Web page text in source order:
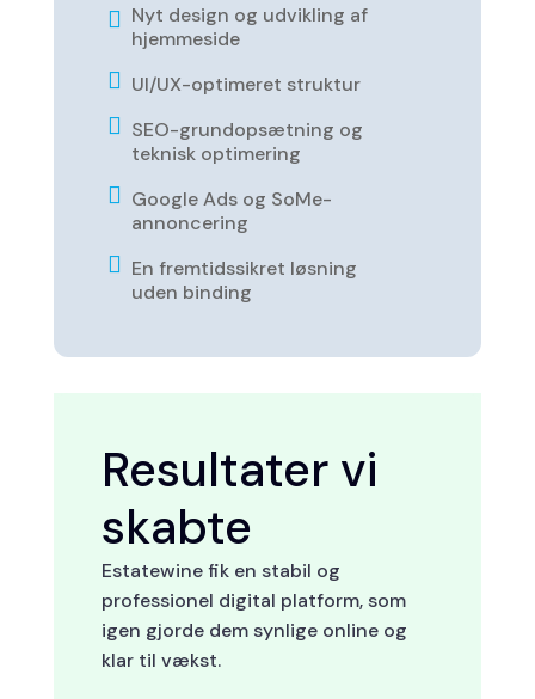
 Nyt design og udvikling af
hjemmeside
 UI/UX-optimeret struktur
 SEO-grundopsætning og
teknisk optimering
 Google Ads og SoMe-
annoncering
 En fremtidssikret løsning
uden binding
Resultater vi
skabte
Estatewine fik en stabil og
professionel digital platform, som
igen gjorde dem synlige online og
klar til vækst.